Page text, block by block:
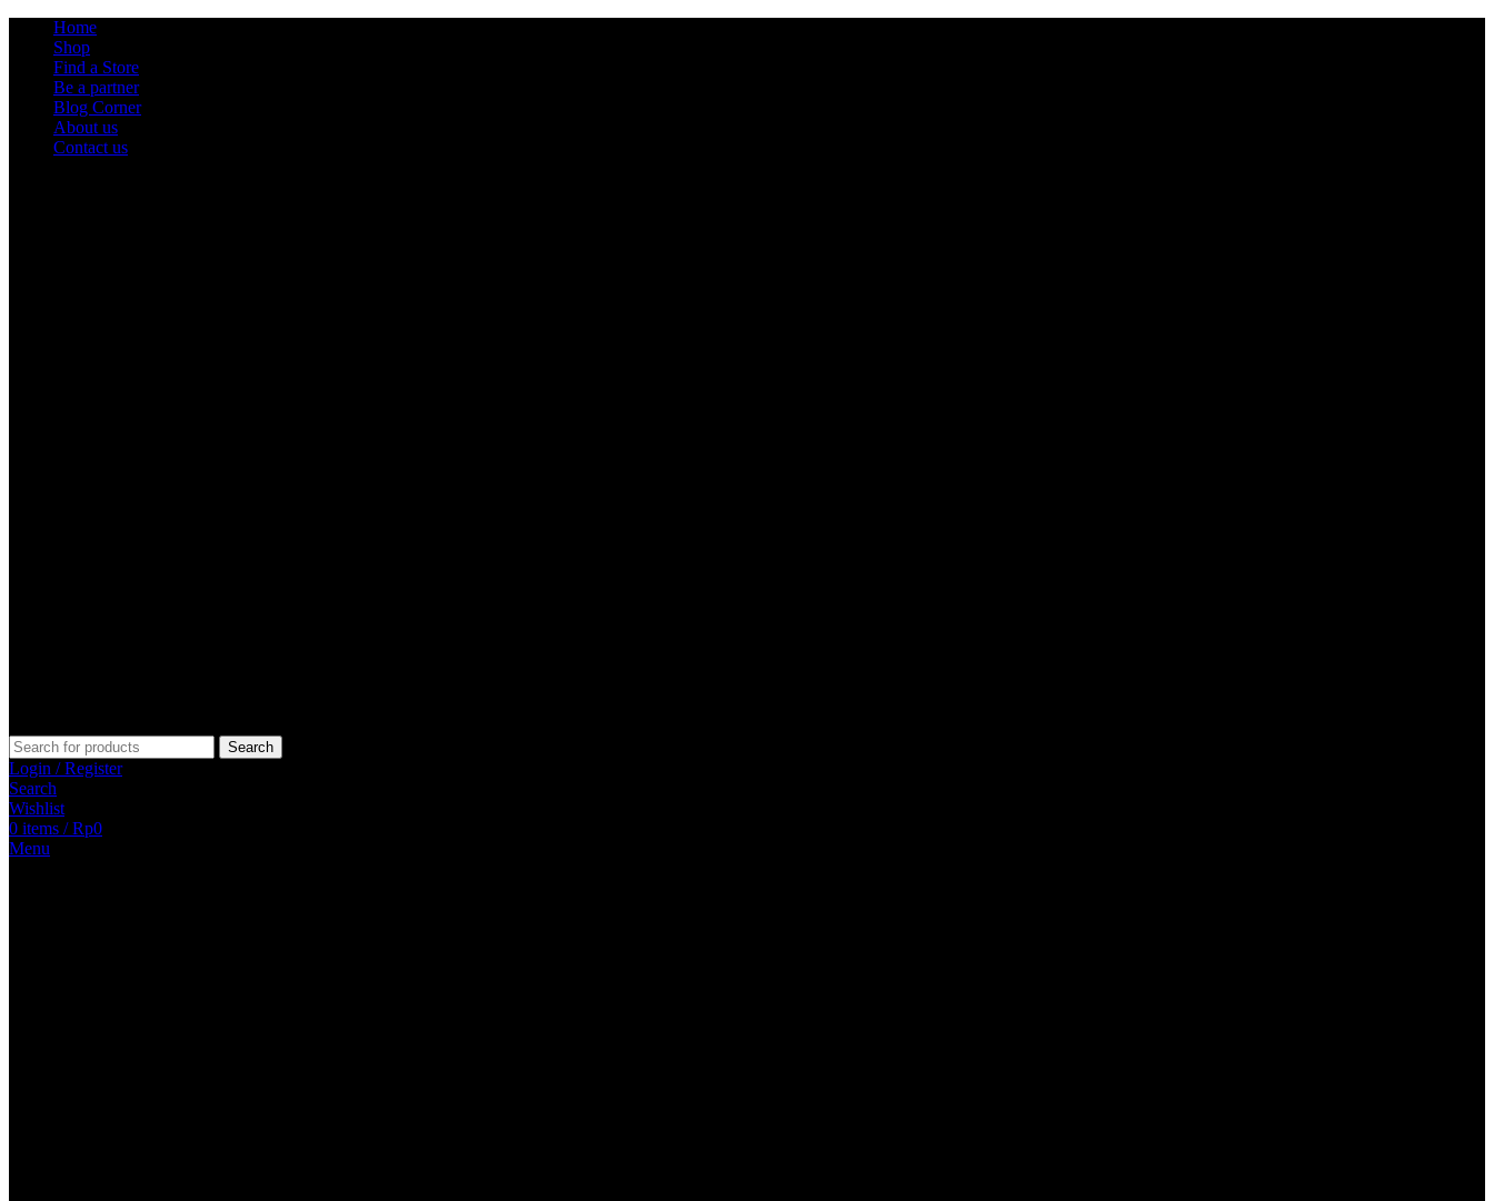
Home
Shop
Find a Store
Be a partner
Blog Corner
About us
Contact us
Search
Login / Register
Search
Wishlist
0 items / Rp0
Menu